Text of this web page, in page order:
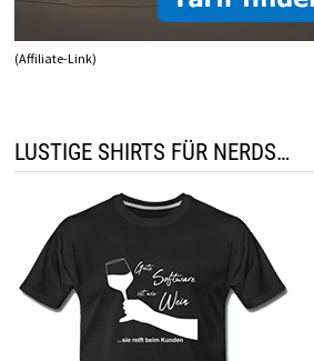
(Affiliate-Link)
LUSTIGE SHIRTS FÜR NERDS…